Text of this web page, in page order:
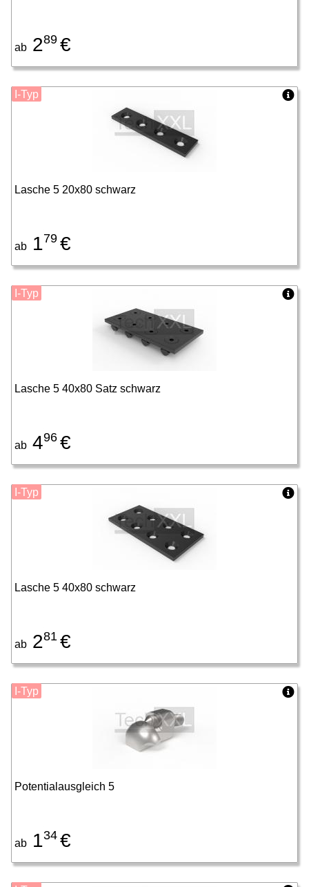
ab 289 €
Lasche 5 20x80 schwarz
ab 179 €
I-Typ
Lasche 5 40x80 Satz schwarz
ab 496 €
I-Typ
Lasche 5 40x80 schwarz
ab 281 €
I-Typ
Potentialausgleich 5
ab 134 €
I-Typ